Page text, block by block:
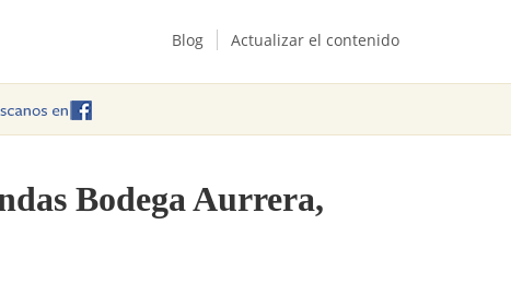
Blog Actualizar el contenido
Bodega Aurrera,